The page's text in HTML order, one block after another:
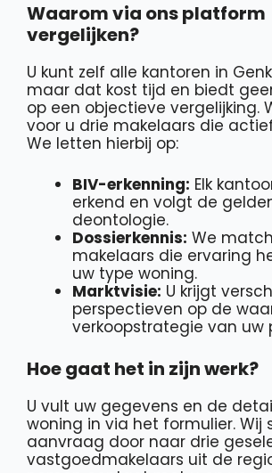
Waarom via ons platform
vergelijken?
U kunt zelf alle kantoren in
maar dat kost tijd en biedt
op een objectieve vergelijking.
voor u drie makelaars die
We letten hierbij op:
BIV-erkenning: Elk
erkend en volgt de
deontologie.
Dossierkennis: We
makelaars die ervaring
uw type woning.
Marktvisie: U krijgt
perspectieven op de
verkoopstrategie van uw
Hoe gaat het in zijn werk?
U vult uw gegevens en de
woning in via het formulier. Wij
aanvraag door naar drie
vastgoedmakelaars uit de